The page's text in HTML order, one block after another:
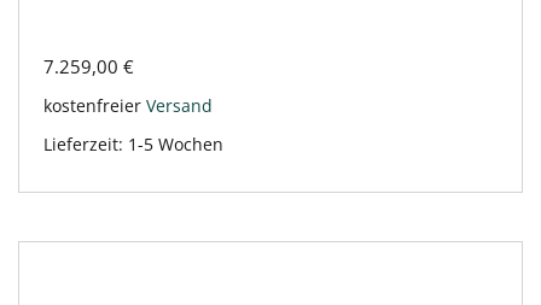
7.259,00 €
kostenfreier Versand
Lieferzeit: 1-5 Wochen